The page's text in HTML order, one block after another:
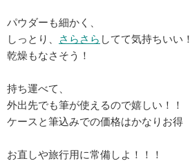
パウダーも細かく、
しっとり、
さらさら してて気持ちいい！
乾燥もなさそう！
持ち運べて、
外出先でも筆が使えるので嬉しい！！
ケースと筆込みでの価格はかなりお得
お直しや旅行用に常備しよ！！！